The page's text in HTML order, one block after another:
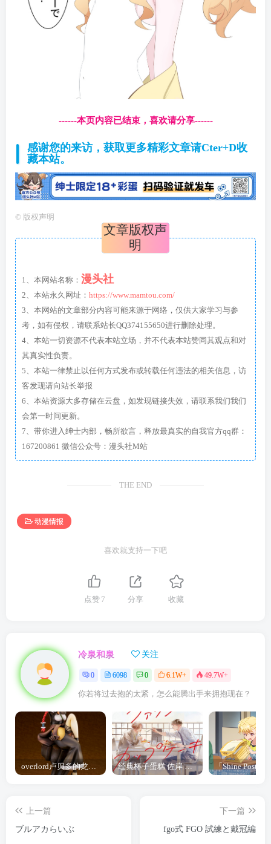
------本页内容已结束，喜欢请分享------
感谢您的来访，获取更多精彩文章请Cter+D收
藏本站。
© 版权声明
文章版权声
明
1、本网站名称： 漫头社
2、本站永久网址： https://www.mamtou.com/
3、本网站的文章部分内容可能来源于网络，仅供大家学习与参
考，如有侵权，请联系站长QQ374155650进行删除处理。
4、本站一切资源不代表本站立场，并不代表本站赞同其观点和对
其真实性负责。
5、本站一律禁止以任何方式发布或转载任何违法的相关信息，访
客发现请向站长举报
6、本站资源大多存储在云盘，如发现链接失效，请联系我们我们
会第一时间更新。
7、带你进入绅士内部，畅所欲言，释放最真实的自我官方qq群：
167200861 微信公众号：漫头社M站
THE END
动漫情报
喜欢就支持一下吧
点赞 7 分享 收藏
冷泉和泉 关注
0 6098 0 6.1W+ 49.7W+
你若将过去抱的太紧，怎么能腾出手来拥抱现在？
overlord卢贝多的龙王谁厉害 「Overlord」露普斯蕾琪娜·贝塔手办开订 经典杯子蛋糕 佐岸 漫画「经典杯子蛋糕」宣布真人日剧化
上一篇
ブルアカらいぶ
下一篇
fgo式 FGO 試練と戴冠編